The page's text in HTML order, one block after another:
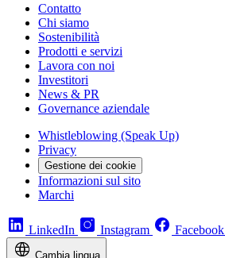
Contatto
Chi siamo
Sostenibilità
Prodotti e servizi
Lavora con noi
Investitori
News & PR
Governance aziendale
Whistleblowing (Speak Up)
Privacy
Gestione dei cookie
Informazioni sul sito
Marchi
LinkedIn Instagram Facebook
Cambia lingua